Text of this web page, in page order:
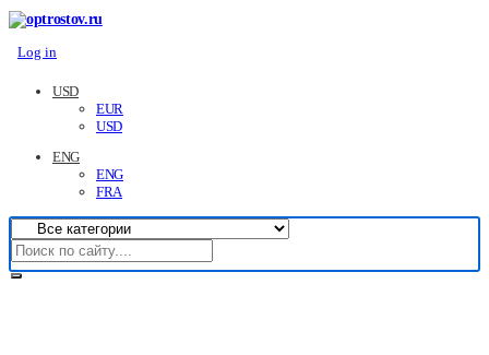
Log in
USD
EUR
USD
ENG
ENG
FRA